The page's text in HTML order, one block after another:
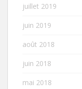
juillet 2019
juin 2019
août 2018
juin 2018
mai 2018